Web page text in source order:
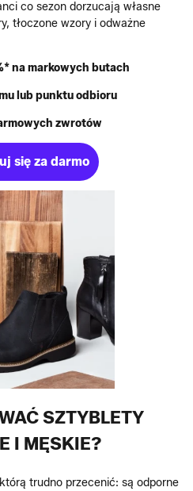
co sezon dorzucają własne
tłoczone wzory i odważne
na markowych butach
lub punktu odbioru
zwrotów
się za darmo
SZTYBLETY
I MĘSKIE?
trudno przecenić: są odporne